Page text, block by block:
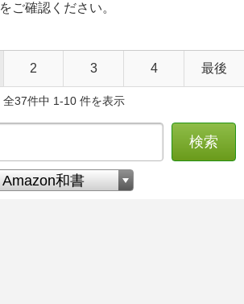
をご確認ください。
2 3 4 最後
全37件中 1-10 件を表示
検索